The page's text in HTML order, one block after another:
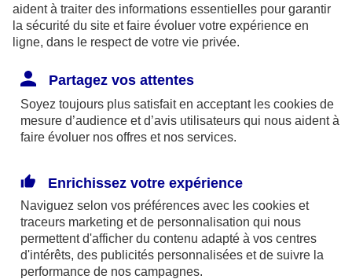
Découvrir vos services en
ligne
En cas d'urgence
aident à traiter des informations essentielles pour garantir
la sécurité du site et faire évoluer votre expérience en
ligne, dans le respect de votre vie privée.
Partagez vos attentes
Soyez toujours plus satisfait en acceptant les cookies de
mesure d’audience et d’avis utilisateurs qui nous aident à
faire évoluer nos offres et nos services.
Enrichissez votre expérience
Naviguez selon vos préférences avec les cookies et
traceurs marketing et de personnalisation qui nous
permettent d'afficher du contenu adapté à vos centres
d'intérêts, des publicités personnalisées et de suivre la
performance de nos campagnes.